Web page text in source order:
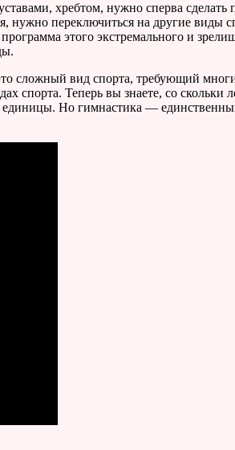
хребтом, нужно сперва
нужно переключиться на другие
этого экстремального и
сложный вид спорта, требующий
спорта. Теперь вы знаете, со скольки
Но гимнастика —